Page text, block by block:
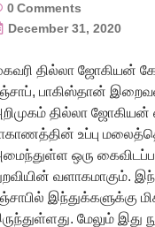
0Comments
December 31, 2020
தில்லா ஜோகியன்
பாகிஸ்தான்
தில்லா ஜோகியன்
உப்பு
ஒரு
வளாகமாகும்.
இந்துக்களுக்கு
மேலும்